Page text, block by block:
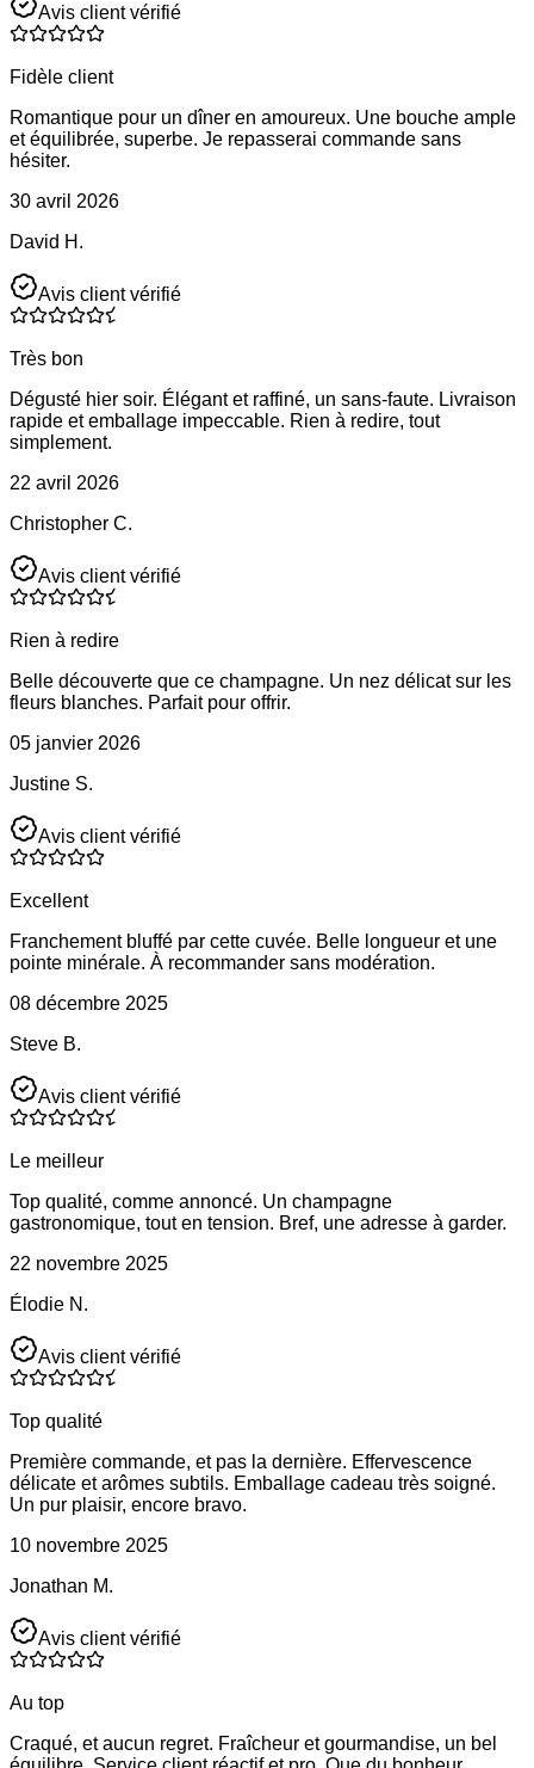
Avis client vérifié
Fidèle client
Romantique pour un dîner en amoureux. Une bouche ample
et équilibrée, superbe. Je repasserai commande sans
hésiter.
30 avril 2026
David H.
Avis client vérifié
Très bon
Dégusté hier soir. Élégant et raffiné, un sans-faute. Livraison
rapide et emballage impeccable. Rien à redire, tout
simplement.
22 avril 2026
Christopher C.
Avis client vérifié
Rien à redire
Belle découverte que ce champagne. Un nez délicat sur les
fleurs blanches. Parfait pour offrir.
05 janvier 2026
Justine S.
Avis client vérifié
Excellent
Franchement bluffé par cette cuvée. Belle longueur et une
pointe minérale. À recommander sans modération.
08 décembre 2025
Steve B.
Avis client vérifié
Le meilleur
Top qualité, comme annoncé. Un champagne
gastronomique, tout en tension. Bref, une adresse à garder.
22 novembre 2025
Élodie N.
Avis client vérifié
Top qualité
Première commande, et pas la dernière. Effervescence
délicate et arômes subtils. Emballage cadeau très soigné.
Un pur plaisir, encore bravo.
10 novembre 2025
Jonathan M.
Avis client vérifié
Au top
Craqué, et aucun regret. Fraîcheur et gourmandise, un bel